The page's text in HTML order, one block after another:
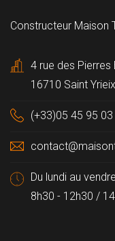
Constructeur Maison
4 rue des Pierres
16710 Saint Yrieix
(+33)05 45 95 03
Du lundi au
8h30 - 12h30 /